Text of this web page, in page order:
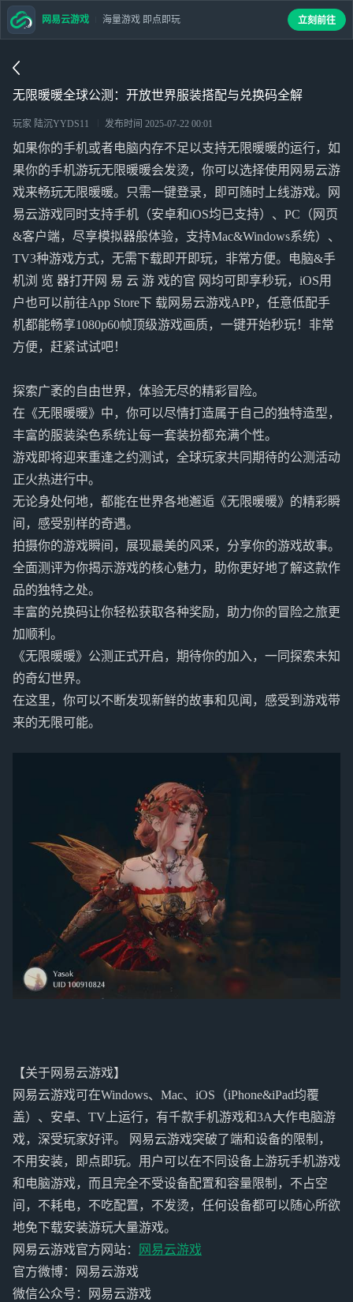
无限暖暖全球公测：开放世界服装搭配与兑换码全解
玩家 陆沉YYDS11 发布时间 2025-07-22 00:01
如果你的手机或者电脑内存不足以支持无限暖暖的运行，如
果你的手机游玩无限暖暖会发烫，你可以选择使用网易云游
戏来畅玩无限暖暖。只需一键登录，即可随时上线游戏。网
易云游戏同时支持手机（安卓和iOS均已支持）、PC（网页
&客户端，尽享模拟器般体验，支持Mac&Windows系统）、
TV3种游戏方式，无需下载即开即玩，非常方便。电脑&手
机浏 览 器打开网 易 云 游 戏的官 网均可即享秒玩，iOS用
户也可以前往App Store下 载网易云游戏APP，任意低配手
机都能畅享1080p60帧顶级游戏画质，一键开始秒玩！非常
方便，赶紧试试吧！
探索广袤的自由世界，体验无尽的精彩冒险。
在《无限暖暖》中，你可以尽情打造属于自己的独特造型，
丰富的服装染色系统让每一套装扮都充满个性。
游戏即将迎来重逢之约测试，全球玩家共同期待的公测活动
正火热进行中。
无论身处何地，都能在世界各地邂逅《无限暖暖》的精彩瞬
间，感受别样的奇遇。
拍摄你的游戏瞬间，展现最美的风采，分享你的游戏故事。
全面测评为你揭示游戏的核心魅力，助你更好地了解这款作
品的独特之处。
丰富的兑换码让你轻松获取各种奖励，助力你的冒险之旅更
加顺利。
《无限暖暖》公测正式开启，期待你的加入，一同探索未知
的奇幻世界。
在这里，你可以不断发现新鲜的故事和见闻，感受到游戏带
来的无限可能。
【关于网易云游戏】
网易云游戏可在Windows、Mac、iOS（iPhone&iPad均覆
盖）、安卓、TV上运行，有千款手机游戏和3A大作电脑游
戏，深受玩家好评。 网易云游戏突破了端和设备的限制，
不用安装，即点即玩。用户可以在不同设备上游玩手机游戏
和电脑游戏，而且完全不受设备配置和容量限制，不占空
间，不耗电，不吃配置，不发烫，任何设备都可以随心所欲
地免下载安装游玩大量游戏。
网易云游戏官方网站：
网易云游戏
官方微博：网易云游戏
微信公众号：网易云游戏
网易云游戏 海量游戏 即点即玩 立刻前往